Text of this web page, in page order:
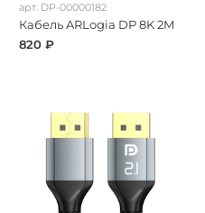
арт. DP-00000182
Кабель ARLogia DP 8K 2M
820 ₽